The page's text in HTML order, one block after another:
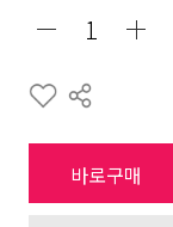
바로구매